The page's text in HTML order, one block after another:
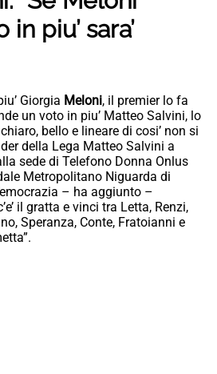
piu’ sara’
Giorgia Meloni, il premier lo fa
un voto in piu’ Matteo Salvini, lo
bello e lineare di cosi’ non si
della Lega Matteo Salvini a
sede di Telefono Donna Onlus
Metropolitano Niguarda di
– ha aggiunto –
il gratta e vinci tra Letta, Renzi,
Speranza, Conte, Fratoianni e